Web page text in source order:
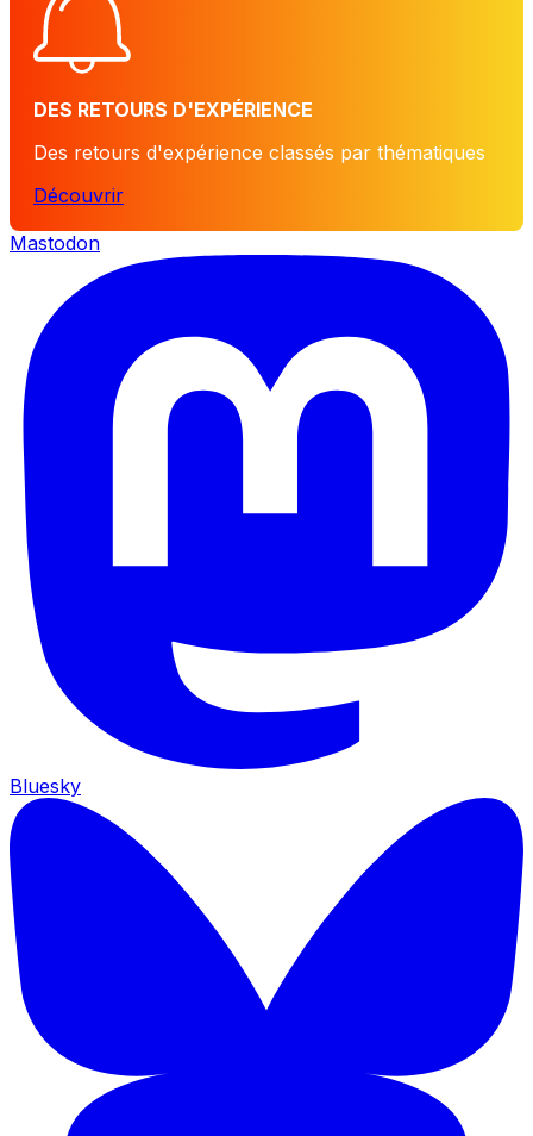
DES RETOURS D'EXPÉRIENCE
Des retours d'expérience classés par thématiques
Découvrir
Mastodon
Bluesky